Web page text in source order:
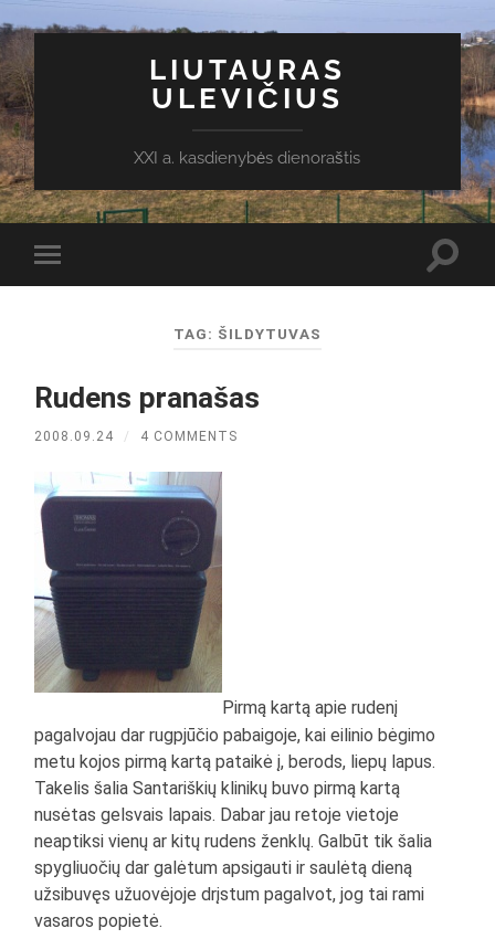
LIUTAURAS
ULEVIČIUS
XXI a. kasdienybės dienoraštis
Toggle
mobile
TAG: ŠILDYTUVAS
Rudens pranašas
2008.09.24 / 4 COMMENTS
Pirmą kartą apie rudenį
pagalvojau dar rugpjūčio pabaigoje, kai eilinio bėgimo
metu kojos pirmą kartą pataikė į, berods, liepų lapus.
Takelis šalia Santariškių klinikų buvo pirmą kartą
nusėtas gelsvais lapais. Dabar jau retoje vietoje
neaptiksi vienų ar kitų rudens ženklų. Galbūt tik šalia
spygliuočių dar galėtum apsigauti ir saulėtą dieną
užsibuvęs užuovėjoje drįstum pagalvot, jog tai rami
vasaros popietė.